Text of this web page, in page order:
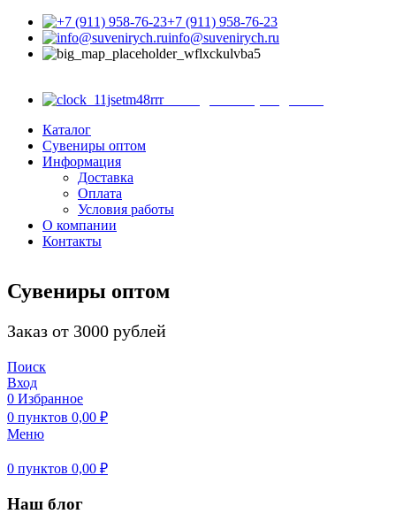
+7 (911) 958-76-23
info@suvenirych.ru
с 9.00 до 18.00 (ежедневно)
Каталог
Сувениры оптом
Информация
Доставка
Оплата
Условия работы
О компании
Контакты
Сувениры оптом
Заказ от 3000 рублей
Поиск
Вход
0 Избранное
0 пунктов 0,00 ₽
Меню
0 пунктов 0,00 ₽
Наш блог